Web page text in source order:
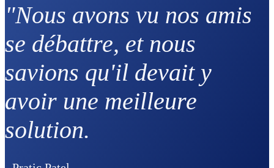
"Nous avons vu nos amis
se débattre, et nous
savions qu'il devait y
avoir une meilleure
solution.